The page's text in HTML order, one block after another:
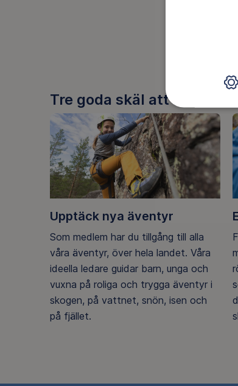
Tre goda skäl att bli
Upptäck nya äventyr
Som medlem har du tillgång till alla
våra äventyr, över hela landet. Våra
ideella ledare guidar barn, unga och
vuxna på roliga och trygga äventyr i
skogen, på vattnet, snön, isen och
på fjället.